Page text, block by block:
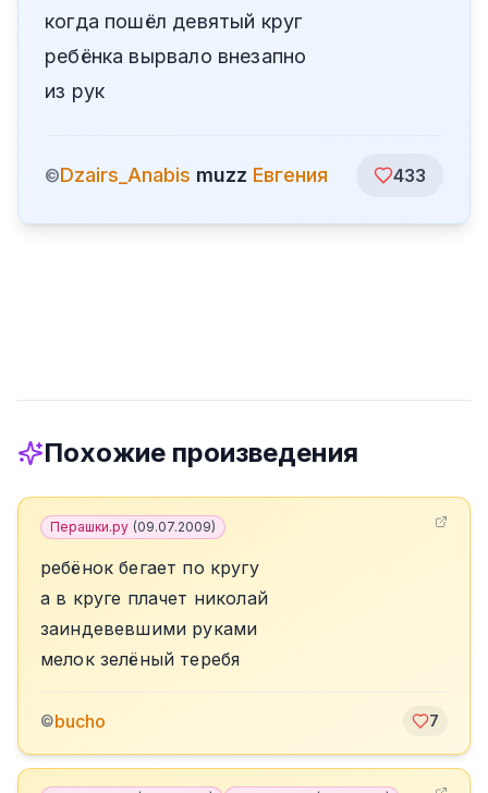
когда пошёл девятый круг
ребёнка вырвало внезапно
из рук
©Dzairs_Anabis muzz Евгения 433
Похожие произведения
Перашки.ру (09.07.2009)
ребёнок бегает по кругу
а в круге плачет николай
заиндевевшими руками
мелок зелёный теребя
©bucho 7